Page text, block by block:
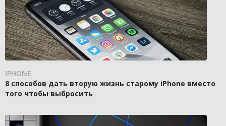
IPHONE
8 способов дать вторую жизнь старому iPhone вместо
того чтобы выбросить